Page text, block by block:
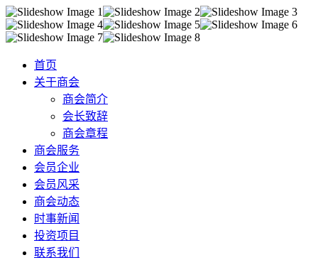
首页
关于商会
商会简介
会长致辞
商会章程
商会服务
会员企业
会员风采
商会动态
时事新闻
投资项目
联系我们